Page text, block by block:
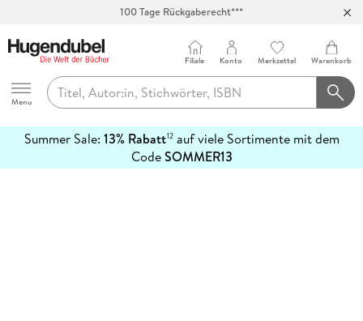
100 Tage Rückgaberecht***
Hugendubel
Menu
Filiale Konto Merkzettel Warenkorb
Summer Sale: 13% Rabatt12auf viele Sortimente mit dem
CodeSOMMER13
erfahren